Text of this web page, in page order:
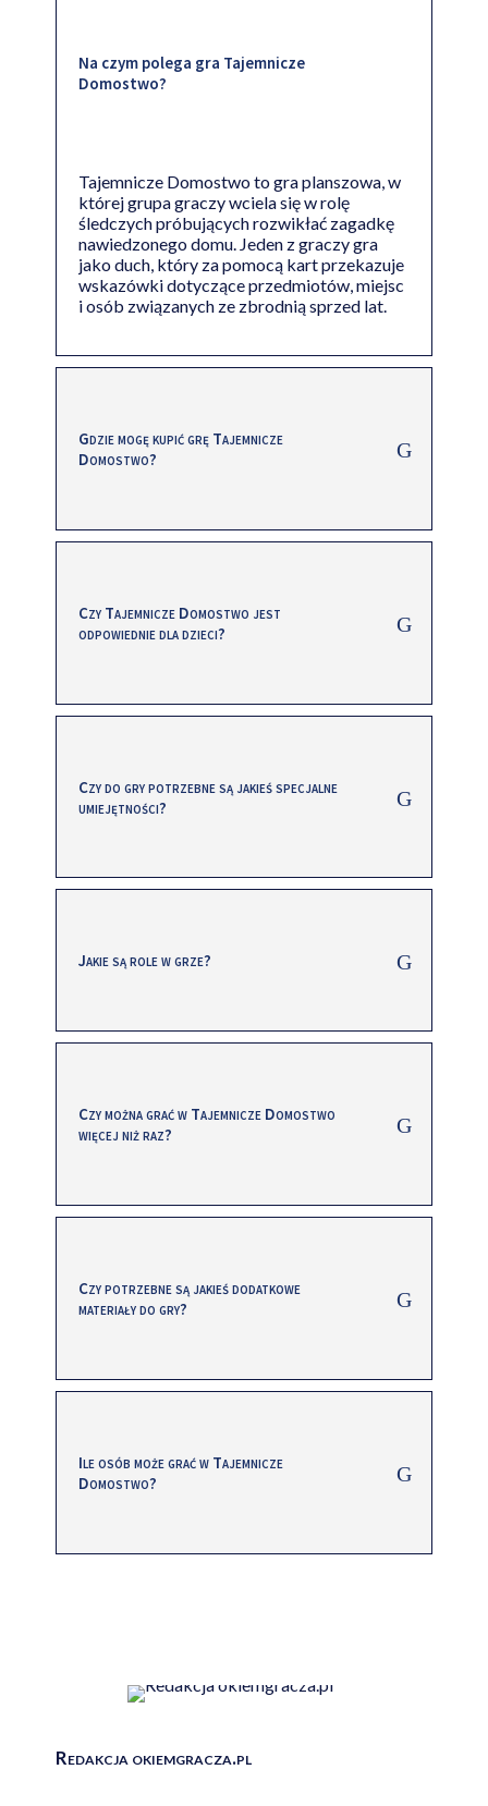
Na czym polega gra Tajemnicze
Domostwo?
Tajemnicze Domostwo to gra planszowa, w
której grupa graczy wciela się w rolę
śledczych próbujących rozwikłać zagadkę
nawiedzonego domu. Jeden z graczy gra
jako duch, który za pomocą kart przekazuje
wskazówki dotyczące przedmiotów, miejsc
i osób związanych ze zbrodnią sprzed lat.
Gdzie mogę kupić grę Tajemnicze
Domostwo?
Czy Tajemnicze Domostwo jest
odpowiednie dla dzieci?
Czy do gry potrzebne są jakieś specjalne
umiejętności?
Jakie są role w grze?
Czy można grać w Tajemnicze Domostwo
więcej niż raz?
Czy potrzebne są jakieś dodatkowe
materiały do gry?
Ile osób może grać w Tajemnicze
Domostwo?
Redakcja okiemgracza.pl